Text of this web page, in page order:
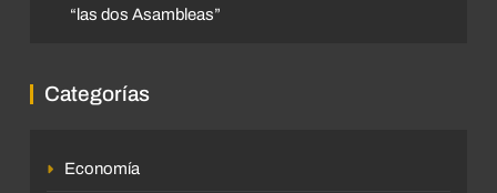
“las dos Asambleas”
Categorías
Economía